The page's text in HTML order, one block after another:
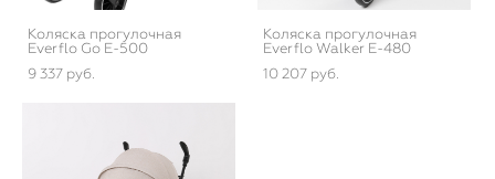
Коляска прогулочная
Everflo Go E-500
9 337 pуб.
Коляска прогулочная
Everflo Walker E-480
10 207 pуб.